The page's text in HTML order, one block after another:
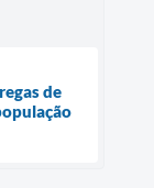
de